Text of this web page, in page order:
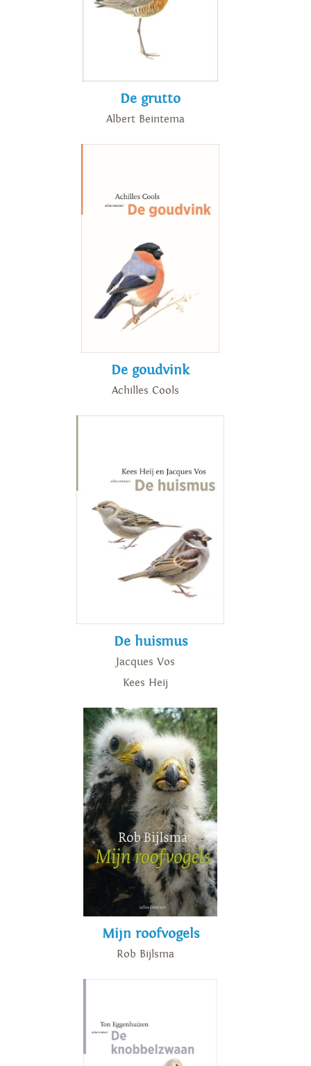
De grutto
Albert Beintema
De goudvink
Achilles Cools
De huismus
Jacques Vos
Kees Heij
Mijn roofvogels
Rob Bijlsma